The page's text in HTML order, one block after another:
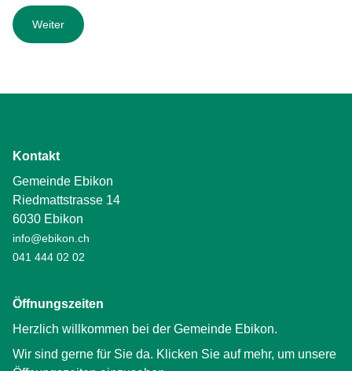
Kontakt
Gemeinde Ebikon
Riedmattstrasse 14
6030 Ebikon
info@ebikon.ch
041 444 02 02
Öffnungszeiten
Herzlich willkommen bei der Gemeinde Ebikon.
Wir sind gerne für Sie da. Klicken Sie auf mehr, um unsere